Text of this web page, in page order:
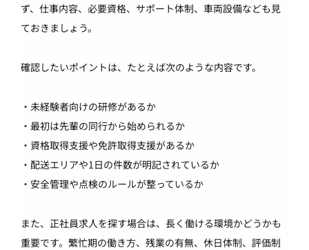
ず、仕事内容、必要資格、サポート体制、車両設備なども見
ておきましょう。
確認したいポイントは、たとえば次のような内容です。
・未経験者向けの研修があるか
・最初は先輩の同行から始められるか
・資格取得支援や免許取得支援があるか
・配送エリアや1日の件数が明記されているか
・安全管理や点検のルールが整っているか
また、正社員求人を探す場合は、長く働ける環境かどうかも
重要です。繁忙期の働き方、残業の有無、休日体制、評価制